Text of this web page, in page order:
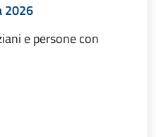
2026
e persone con